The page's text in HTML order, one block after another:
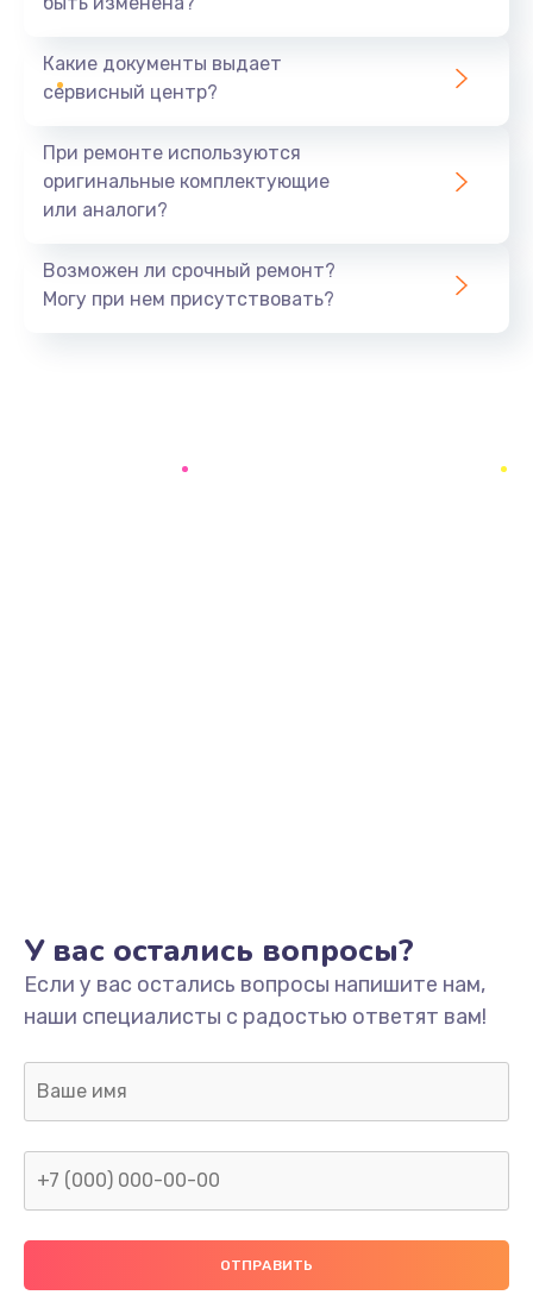
Замена шлейфа матрицы
Замена термопасты
Заказать
Замена процессора
Замена USB порта
1245 руб.
Заказать
Замена разъёмов (HDMI, DVI, Дисплей порта)
390 руб.
Какие документы выдает
сервисный центр?
При ремонте используются
оригинальные комплектующие
или аналоги?
Возможен ли срочный ремонт?
Могу при нем присутствовать?
У вас остались вопросы?
Если у вас остались вопросы напишите нам,
наши специалисты с радостью ответят вам!